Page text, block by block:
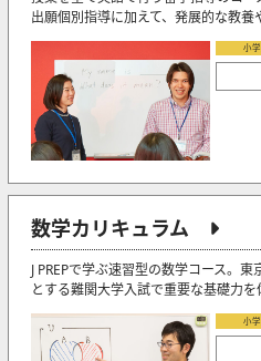
出願個別指導に加えて、発展的な教養
小
数学カリキュラム
J PREPで学ぶ速習型の数学コース。
とする難関大学入試で重要な基礎力を
小